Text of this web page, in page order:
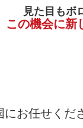
見た目もボ
この機会に新
お任せくだ